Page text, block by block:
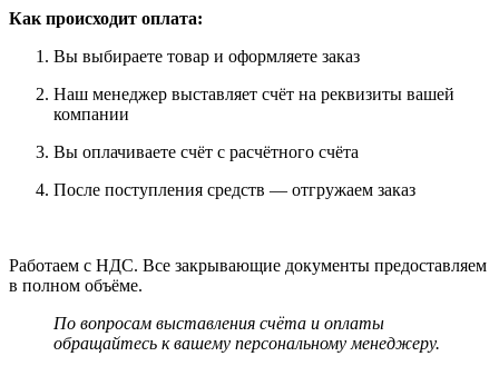
Как происходит оплата:
Вы выбираете товар и оформляете заказ
Наш менеджер выставляет счёт на реквизиты вашей
компании
Вы оплачиваете счёт с расчётного счёта
После поступления средств — отгружаем заказ
Работаем с НДС. Все закрывающие документы предоставляем
в полном объёме.
По вопросам выставления счёта и оплаты
обращайтесь к вашему персональному менеджеру.